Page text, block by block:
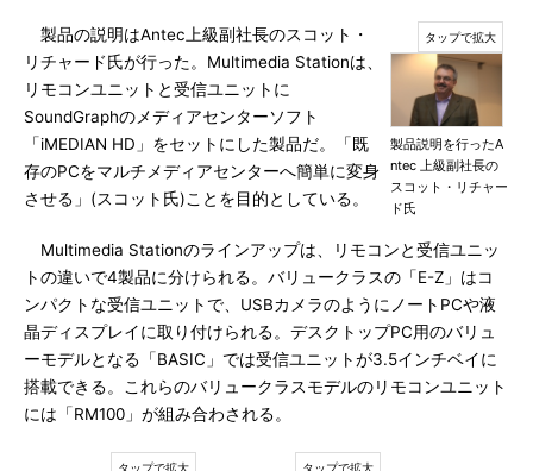
製品説明を行ったA
ntec 上級副社長の
スコット・リチャー
ド氏
製品の説明はAntec上級副社長のスコット・
リチャード氏が行った。Multimedia Stationは、
リモコンユニットと受信ユニットに
SoundGraphのメディアセンターソフト
「iMEDIAN HD」をセットにした製品だ。「既
存のPCをマルチメディアセンターへ簡単に変身
させる」(スコット氏)ことを目的としている。
Multimedia Stationのラインアップは、リモコンと受信ユニッ
トの違いで4製品に分けられる。バリュークラスの「E-Z」はコ
ンパクトな受信ユニットで、USBカメラのようにノートPCや液
晶ディスプレイに取り付けられる。デスクトップPC用のバリュ
ーモデルとなる「BASIC」では受信ユニットが3.5インチベイに
搭載できる。これらのバリュークラスモデルのリモコンユニット
には「RM100」が組み合わされる。